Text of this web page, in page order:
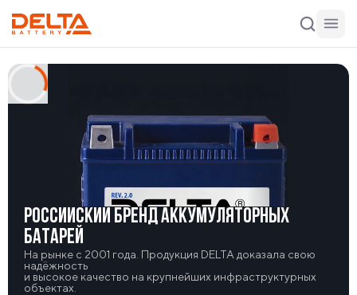
РОССИЙСКИЙ БРЕНД АККУМУЛЯТОРНЫХ
БАТАРЕЙ
На рынке с 2001 года. Продукция DELTA доказала свою
надёжность
и высокое качество на крупнейших инфраструктурных
объектах.